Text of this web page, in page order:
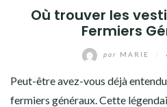
Où trouver les
Fermiers
par MARIE
Peut-être avez-vous déjà
fermiers généraux. Cette